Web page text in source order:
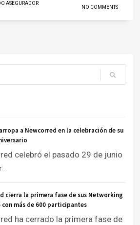
ASEGURADOR
NO COMMENTS
a Newcorred en la celebración de su
celebró el pasado 29 de junio
cierra la primera fase de sus Networking
con más de 600 participantes
ha cerrado la primera fase de